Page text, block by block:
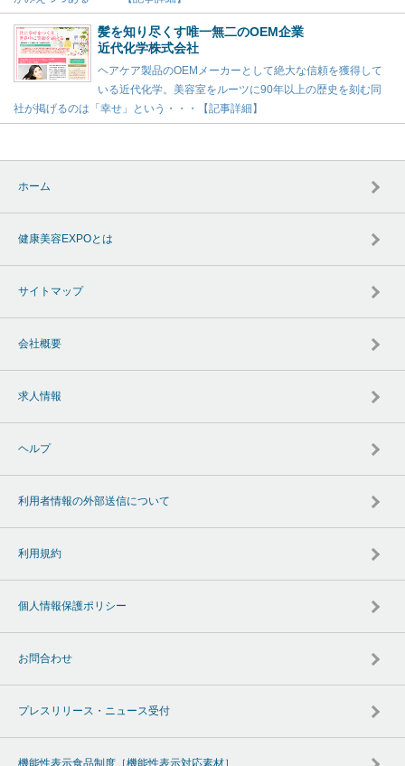
髪を知り尽くす唯一無二のOEM企業
近代化学株式会社
ヘアケア製品のOEMメーカーとして絶大な信頼を獲得して
いる近代化学。美容室をルーツに90年以上の歴史を刻む同
社が掲げるのは「幸せ」という・・・【記事詳細】
ホーム
健康美容EXPOとは
サイトマップ
会社概要
求人情報
ヘルプ
利用者情報の外部送信について
利用規約
個人情報保護ポリシー
お問合わせ
プレスリリース・ニュース受付